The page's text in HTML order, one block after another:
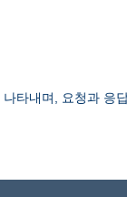
타내며, 요청과 응